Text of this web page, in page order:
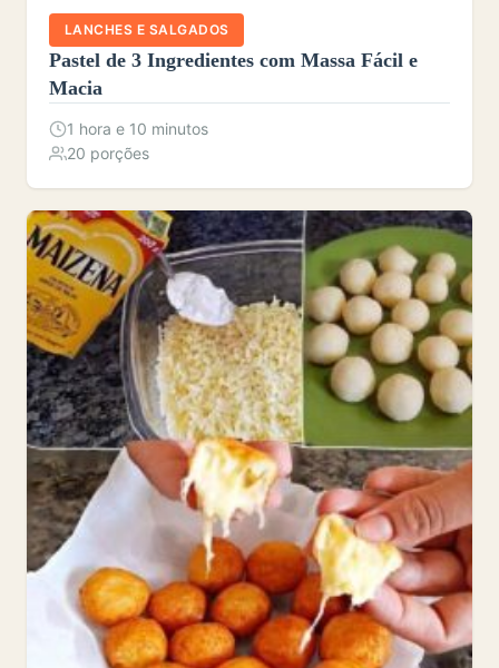
LANCHES E SALGADOS
Pastel de 3 Ingredientes com Massa Fácil e
Macia
1 hora e 10 minutos
20 porções